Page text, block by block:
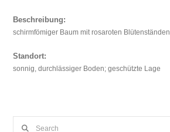
Beschreibung:
schirmfömiger Baum mit rosaroten Blütenständen
Standort:
sonnig, durchlässiger Boden; geschützte Lage